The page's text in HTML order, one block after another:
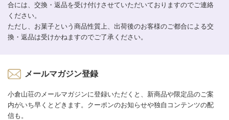
合には、交換・返品を受け付けさせていただいておりますのでご連絡
ください。
ただし、お菓子という商品性質上、出荷後のお客様のご都合による交
換・返品は受けかねますのでご了承ください。
メールマガジン登録
小倉山荘のメールマガジンに登録いただくと、新商品や限定品のご案
内がいち早くとどきます。クーポンのお知らせや独自コンテンツの配
信も。